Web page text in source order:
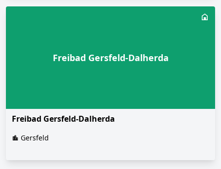
Freibad Gersfeld-Dalherda
Freibad Gersfeld-Dalherda
Gersfeld